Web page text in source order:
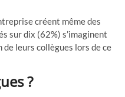
créent même des
sur dix (62%) s’imaginent
leurs collègues lors de ce
?